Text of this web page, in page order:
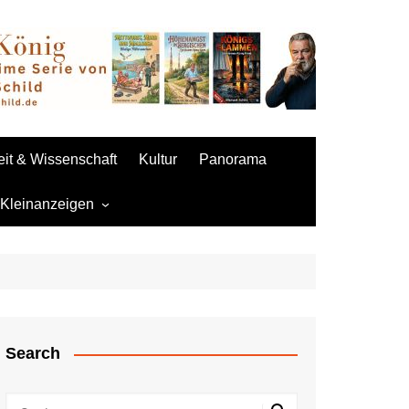
& Wissenschaft Kultur Panorama
Search